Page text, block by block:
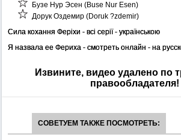
Бузе Нур Эсен (Buse Nur Esen)
Дорук Оздемир (Doruk ?zdemir)
Сила кохання Феріхи - всі серії - українською
Я назвала ее Фериха - смотреть онлайн - на
Извините, видео удалено по
правообладателя!
СОВЕТУЕМ ТАКЖЕ ПОСМОТРЕТЬ: